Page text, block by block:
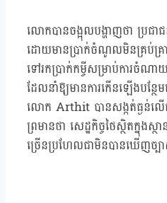
លោកបានចង្អុលបង្ហាញថា ប្រជា
ដោយមានប្រាក់ចំណូលមិនគ្រប់គ្រ
ទៅរកប្រាក់កម្ចីសម្រាប់ការចំណ
ដែលនាំឱ្យមានការកើនឡើងបន្
លោក Arthit បានសង្កត់ធ្ងន់លើ
ព្រមានថា សេដ្ឋកិច្ចថៃស្ថិតក្នុងស្
ច្រើនប្រហែលជាមិនបានឃើញច្ប